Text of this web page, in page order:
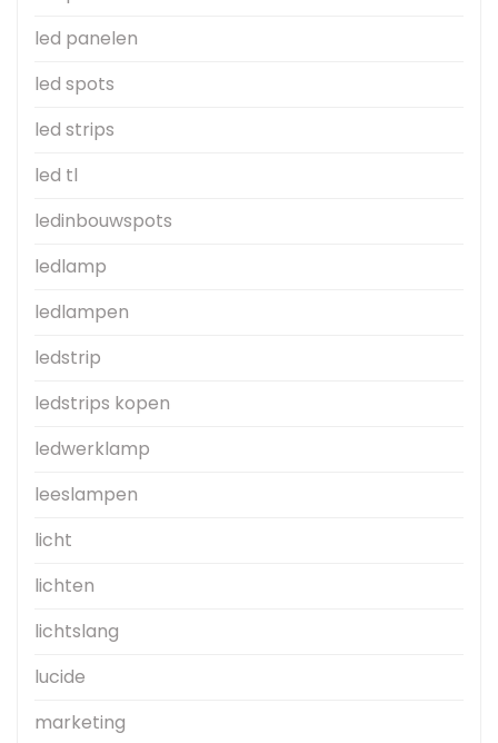
led panelen
led spots
led strips
led tl
ledinbouwspots
ledlamp
ledlampen
ledstrip
ledstrips kopen
ledwerklamp
leeslampen
licht
lichten
lichtslang
lucide
marketing